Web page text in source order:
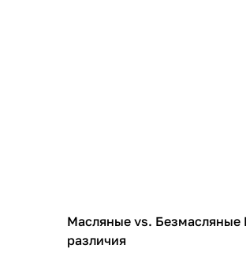
Компрессоры
Масляные vs.
различия